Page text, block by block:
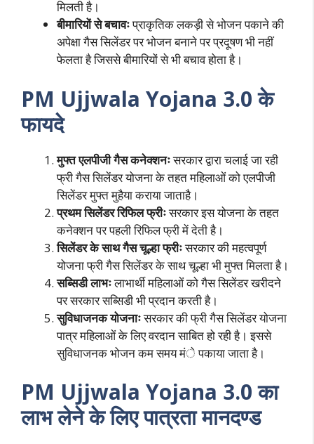
मिलती है।
बीमारियों से बचावःप्राकृतिक लकड़ी से भोजन पकाने की
अपेक्षा गैस सिलेंडर पर भोजन बनाने पर प्रदूषण भी नहीं
फेलता है जिससे बीमारियों से भी बचाव होता है।
PM Ujjwala Yojana 3.0 के
फायदे
मुफ्त एलपीजी गैस कनेक्शनःसरकार द्वारा चलाई जा रही
फ्री गैस सिलेंडर योजना के तहत महिलाओं को एलपीजी
सिलेंडर मुफ्त मुहैया कराया जाताहै।
प्रथम सिलेंडर रिफिल फ्रीःसरकार इस योजना के तहत
कनेक्शन पर पहली रिफिल फ्री में देती है।
सिलेंडर के साथ गैस चूल्हा फ्रीःसरकार की महत्वपूर्ण
योजना फ्री गैस सिलेंडर के साथ चूल्हा भी मुफ्त मिलता है।
सब्सिडी लाभःलाभार्थी महिलाओं को गैस सिलेंडर खरीदने
पर सरकार सब्सिडी भी प्रदान करती है।
सुविधाजनक योजनाःसरकार की फ्री गैस सिलेंडर योजना
पात्र महिलाओं के लिए वरदान साबित हो रही है। इससे
सुविधाजनक भोजन कम समय मंे पकाया जाता है।
PM Ujjwala Yojana 3.0 का
लाभ लेने के लिए पात्रता मानदण्ड